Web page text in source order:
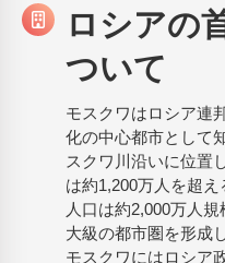
ロシアの
ついて
モスクワはロシア連
化の中心都市として
スクワ川沿いに位置
は約1,200万人を超
人口は約2,000万人
大級の都市圏を形成
モスクワにはロシア